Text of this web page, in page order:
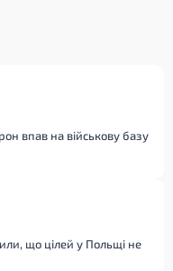
впав на військову базу
що цілей у Польщі не